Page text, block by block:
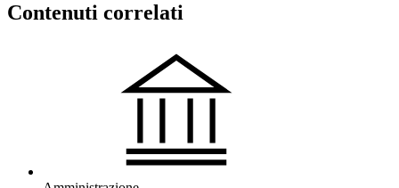
Contenuti correlati